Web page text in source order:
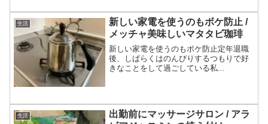
生活
新しい家電を使うのもボケ防止 /
メッチャ美味しいマタタビ珈琲
新しい家電を使うのもボケ防止定年退職
後、しばらくはのんびりするつもりで好
きなことをして過ごしている私...
生活
出勤前にマッサージサロン / アラ